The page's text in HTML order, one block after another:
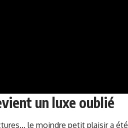
un luxe oublié
le moindre petit plaisir a été